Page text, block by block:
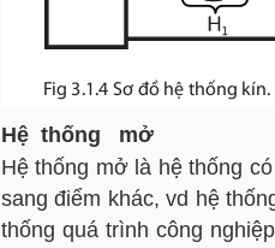
Hệ thống
mở
Hệ thống mở là hệ thống
sang điểm khác, vd hệ
thống quá trình công